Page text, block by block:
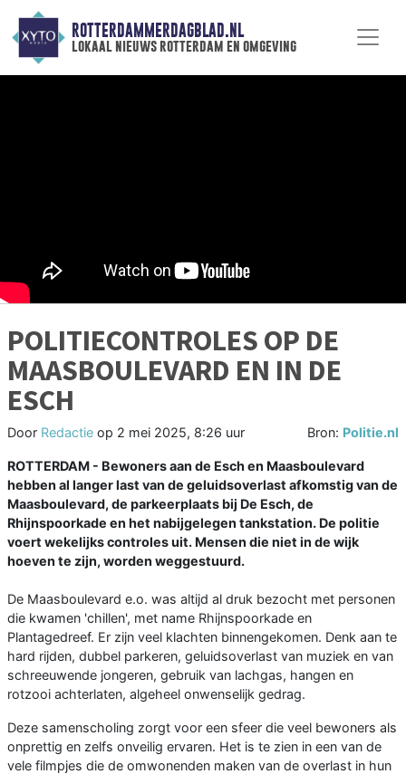
ROTTERDAMMERDAGBLAD.NL
lokaal nieuws rotterdam en omgeving
POLITIECONTROLES OP DE
MAASBOULEVARD EN IN DE
ESCH
Door Redactie op 2 mei 2025, 8:26 uur Bron: Politie.nl
ROTTERDAM - Bewoners aan de Esch en Maasboulevard
hebben al langer last van de geluidsoverlast afkomstig van de
Maasboulevard, de parkeerplaats bij De Esch, de
Rhijnspoorkade en het nabijgelegen tankstation. De politie
voert wekelijks controles uit. Mensen die niet in de wijk
hoeven te zijn, worden weggestuurd.
De Maasboulevard e.o. was altijd al druk bezocht met personen
die kwamen 'chillen', met name Rhijnspoorkade en
Plantagedreef. Er zijn veel klachten binnengekomen. Denk aan te
hard rijden, dubbel parkeren, geluidsoverlast van muziek en van
schreeuwende jongeren, gebruik van lachgas, hangen en
rotzooi achterlaten, algeheel onwenselijk gedrag.
Deze samenscholing zorgt voor een sfeer die veel bewoners als
onprettig en zelfs onveilig ervaren. Het is te zien in een van de
vele filmpjes die de omwonenden maken van de overlast in hun